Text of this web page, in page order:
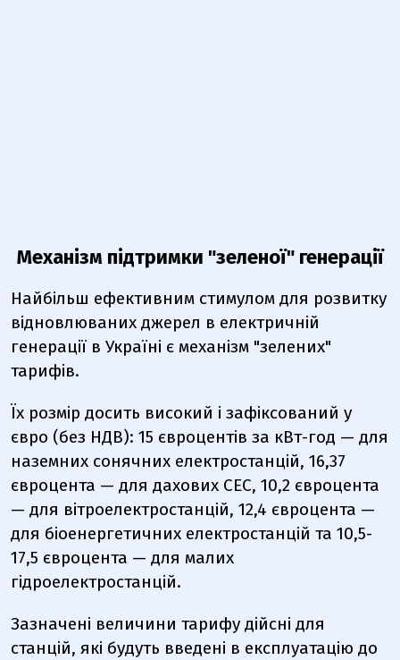
Механізм підтримки "зеленої" генерації
Найбільш ефективним стимулом для розвитку
відновлюваних джерел в електричній
генерації в Україні є механізм "зелених"
тарифів.
Їх розмір досить високий і зафіксований у
євро (без НДВ): 15 євроцентів за кВт-год — для
наземних сонячних електростанцій, 16,37
євроцента — для дахових СЕС, 10,2 євроцента
— для вітроелектростанцій, 12,4 євроцента —
для біоенергетичних електростанцій та 10,5-
17,5 євроцента — для малих
гідроелектростанцій.
Зазначені величини тарифу дійсні для
станцій, які будуть введені в експлуатацію до